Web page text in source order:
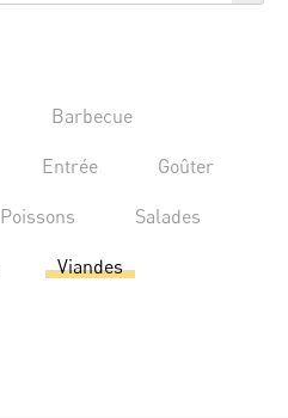
Barbecue
Entrée Goûter
Poissons Salades
Viandes